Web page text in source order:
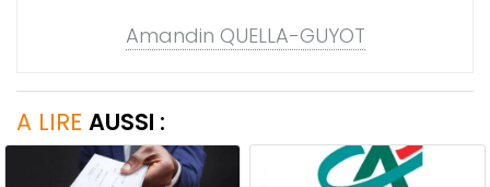
Amandin QUELLA-GUYOT
A LIRE AUSSI :